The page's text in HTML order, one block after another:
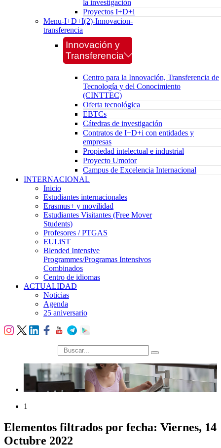
la investigación
Proyectos I+D+i
Menu-I+D+I(2)-Innovacion-
transferencia
Innovación y
Transferencia
Centro para la Innovación, Transferencia de
Tecnología y del Conocimiento
(CINTTEC)
Oferta tecnológica
EBTCs
Cátedras de investigación
Contratos de I+D+i con entidades y
empresas
Propiedad intelectual e industrial
Proyecto Umotor
Campus de Excelencia Internacional
INTERNACIONAL
Inicio
Estudiantes internacionales
Erasmus+ y movilidad
Estudiantes Visitantes (Free Mover
Students)
Profesores / PTGAS
EULiST
Blended Intensive
Programmes/Programas Intensivos
Combinados
Centro de idiomas
ACTUALIDAD
Noticias
Agenda
25 aniversario
búsqueda
1
Elementos filtrados por fecha: Viernes, 14
Octubre 2022